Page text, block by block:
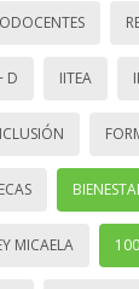
D IITEA
MICAELA